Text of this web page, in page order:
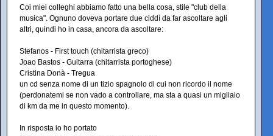
Coi miei colleghi abbiamo fatto una bella cosa, stile "club della
musica". Ognuno doveva portare due ciddì da far ascoltare agli
altri, quindi ho in casa, ancora da ascoltare:
Stefanos - First touch (chitarrista greco)
Joao Bastos - Guitarra (chitarrista portoghese)
Cristina Donà - Tregua
un cd senza nome di un tizio spagnolo di cui non ricordo il nome
(perdonatemi se non vado a controllare, ma sta a quasi un migliaio
di km da me in questo momento).
In risposta io ho portato